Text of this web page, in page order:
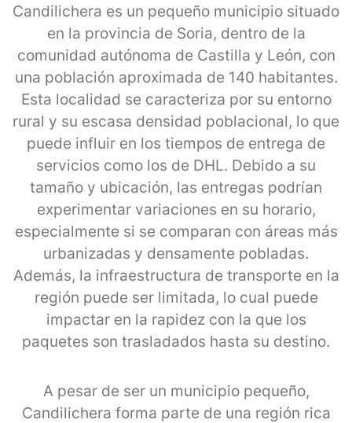
Candilichera es un pequeño municipio situado
en la provincia de Soria, dentro de la
comunidad autónoma de Castilla y León, con
una población aproximada de 140 habitantes.
Esta localidad se caracteriza por su entorno
rural y su escasa densidad poblacional, lo que
puede influir en los tiempos de entrega de
servicios como los de DHL. Debido a su
tamaño y ubicación, las entregas podrían
experimentar variaciones en su horario,
especialmente si se comparan con áreas más
urbanizadas y densamente pobladas.
Además, la infraestructura de transporte en la
región puede ser limitada, lo cual puede
impactar en la rapidez con la que los
paquetes son trasladados hasta su destino.
A pesar de ser un municipio pequeño,
Candilichera forma parte de una región rica